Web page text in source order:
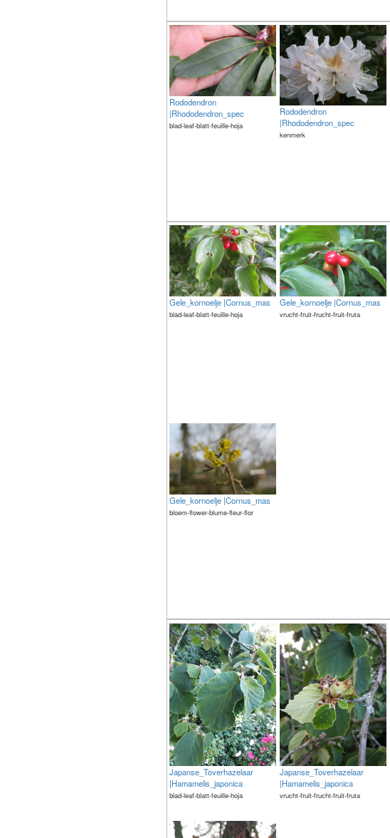
Rododendron
|Rhododendron_spec
blad-leaf-blatt-feuille-hoja
Rododendron
|Rhododendron_spec
kenmerk
Gele_kornoelje |Cornus_mas
blad-leaf-blatt-feuille-hoja
Gele_kornoelje |Cornus_mas
vrucht-fruit-frucht-fruit-fruta
Gele_kornoelje |Cornus_mas
bloem-flower-blume-fleur-flor
Japanse_Toverhazelaar
|Hamamelis_japonica
blad-leaf-blatt-feuille-hoja
Japanse_Toverhazelaar
|Hamamelis_japonica
vrucht-fruit-frucht-fruit-fruta